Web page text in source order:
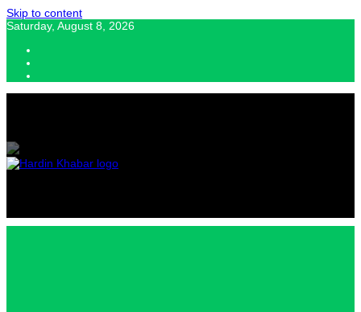
Skip to content
Saturday, August 8, 2026